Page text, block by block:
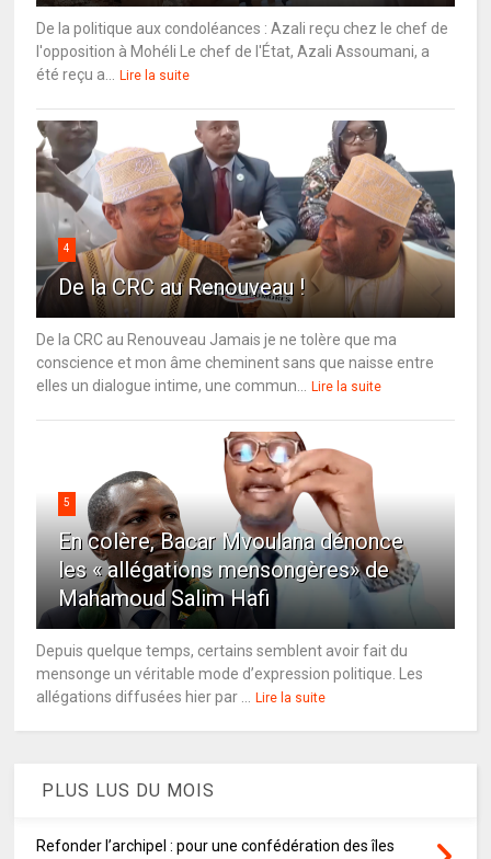
De la politique aux condoléances : Azali reçu chez le chef de
l'opposition à Mohéli Le chef de l'État, Azali Assoumani, a
été reçu a... Lire la suite
4
De la CRC au Renouveau !
De la CRC au Renouveau Jamais je ne tolère que ma
conscience et mon âme cheminent sans que naisse entre
elles un dialogue intime, une commun... Lire la suite
5
En colère, Bacar Mvoulana dénonce
les « allégations mensongères» de
Mahamoud Salim Hafi
Depuis quelque temps, certains semblent avoir fait du
mensonge un véritable mode d’expression politique. Les
allégations diffusées hier par ... Lire la suite
PLUS LUS DU MOIS
Refonder l’archipel : pour une confédération des îles